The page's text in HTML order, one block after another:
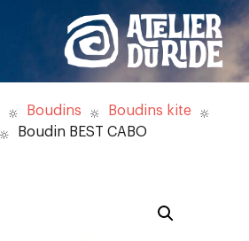
Boudins
Boudins kite
Boudin BEST CABO